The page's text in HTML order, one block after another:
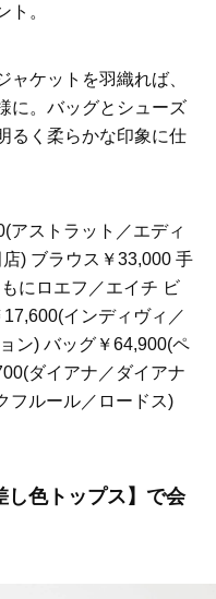
ト。
ケットを羽織れば、
に。バッグとシューズ
るく柔らかな印象に仕
アストラット／エディ
) ブラウス￥33,000 手
にロエフ／エイチ ビ
インディヴィ／
ン) バッグ￥64,900(ペ
ダイアナ／ダイアナ
フルール／ロードス)
し色トップス】で会